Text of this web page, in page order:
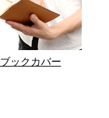
ブックカバー